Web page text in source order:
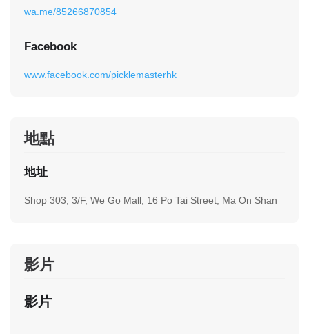
wa.me/85266870854
Facebook
www.facebook.com/picklemasterhk
地點
地址
Shop 303, 3/F, We Go Mall, 16 Po Tai Street, Ma On Shan
影片
影片